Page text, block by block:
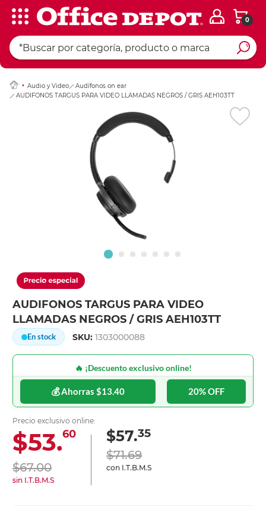
0
Audio y Video
Audífonos on ear
AUDIFONOS TARGUS PARA VIDEO LLAMADAS NEGROS / GRIS AEH103TT
AUDIFONOS TARGUS PARA VIDEO
LLAMADAS NEGROS / GRIS AEH103TT
En stock SKU:1303000088
🔥 ¡Descuento exclusivo online!
💰 Ahorras $13.40 20% OFF
Precio exclusivo online:
$53.60
$67.00
sin I.T.B.M.S
$57.35
$71.69
con I.T.B.M.S
Ingresar Codigo